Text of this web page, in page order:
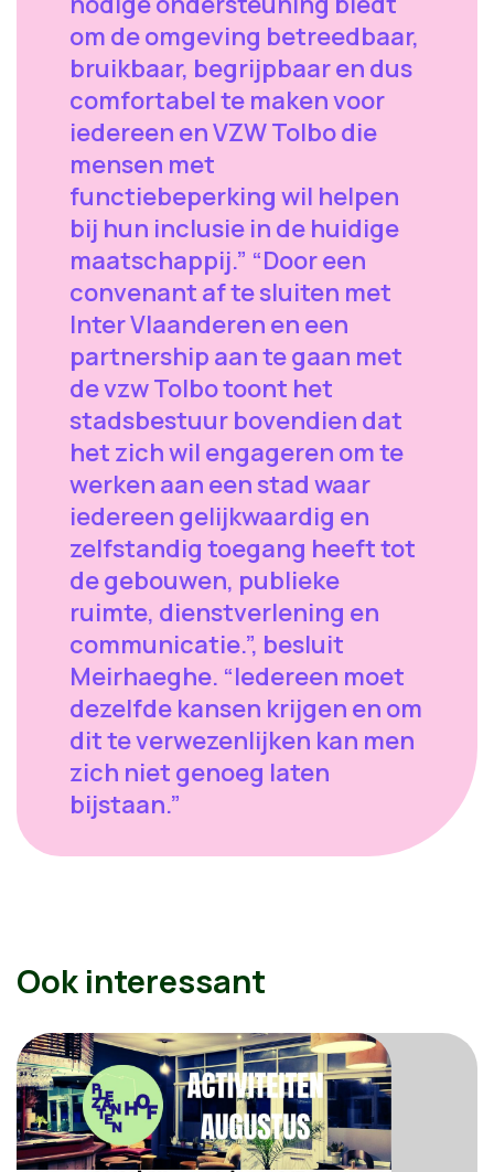
om de omgeving betreedbaar,
bruikbaar, begrijpbaar en dus
comfortabel te maken voor
iedereen en VZW Tolbo die
mensen met
functiebeperking wil helpen
bij hun inclusie in de huidige
maatschappij.” “Door een
convenant af te sluiten met
Inter Vlaanderen en een
partnership aan te gaan met
de vzw Tolbo toont het
stadsbestuur bovendien dat
het zich wil engageren om te
werken aan een stad waar
iedereen gelijkwaardig en
zelfstandig toegang heeft tot
de gebouwen, publieke
ruimte, dienstverlening en
communicatie.”, besluit
Meirhaeghe. “Iedereen moet
dezelfde kansen krijgen en om
dit te verwezenlijken kan men
zich niet genoeg laten
bijstaan.”
Ook interessant